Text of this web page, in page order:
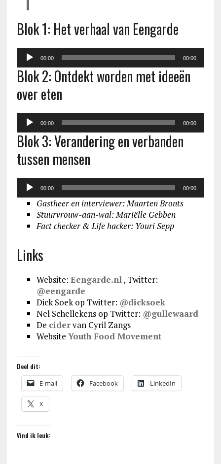
Blok 1: Het verhaal van Eengarde
Audiospeler
00:00 00:00
Blok 2: Ontdekt worden met ideeën
over eten
Audiospeler
00:00 00:00
Blok 3: Verandering en verbanden
tussen mensen
Audiospeler
00:00 00:00
Gastheer en interviewer: Maarten Bronts
Stuurvrouw-aan-wal: Mariëlle Gebben
Fact checker & Life hacker: Youri Sepp
Links
Website: Eengarde.nl, Twitter:
@eengarde
Dick Soek op Twitter: @dicksoek
Nel Schellekens op Twitter: @gullewaard
De cidervan Cyril Zangs
Website Youth Food Movement
Deel dit:
E-mail Facebook LinkedIn
X
Vind ik leuk: